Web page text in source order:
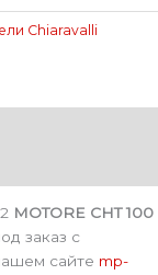
Chiaravalli
MOTORE CHT 100
заказ с
сайте mp-